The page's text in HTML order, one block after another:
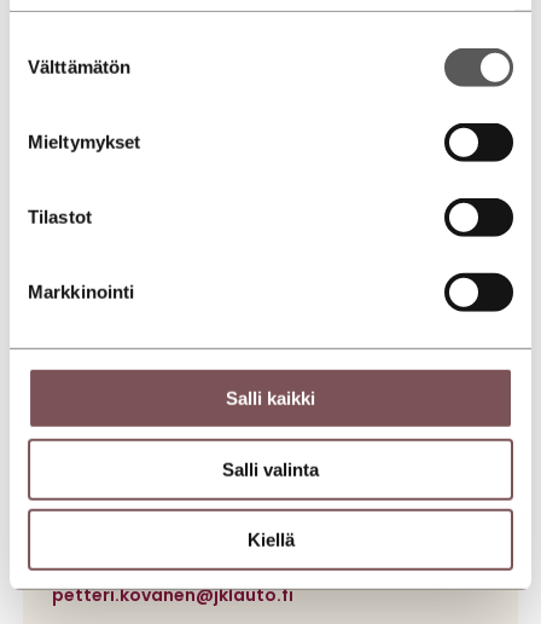
valinta
Välttämätön
Mieltymykset
Tilastot
Markkinointi
Salli kaikki
Salli valinta
Kiellä
0447420810
Jyväskylän Autotarvike Palanderinkatu
Heikki Pesonen
0408611547
Jyväskylän Autotarvike Palanderinkatu
0408609173
petteri.kovanen@jklauto.fi